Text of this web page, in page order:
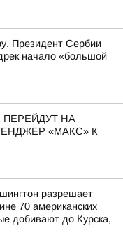
Президент Сербии
начало «большой
НА
«МАКС» К
разрешает
70 американских
добивают до Курска,